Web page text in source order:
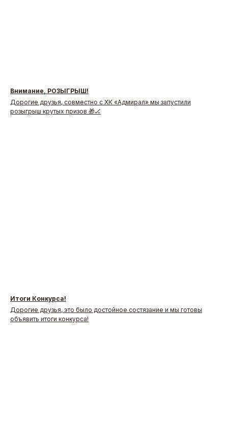
Внимание, РОЗЫГРЫШ!
Дорогие друзья, совместно с ХК «Адмирал» мы запустили
розыгрыш крутых призов 🎁🏒
Итоги Конкурса!
Дорогие друзья, это было достойное состязание и мы готовы
объявить итоги конкурса!